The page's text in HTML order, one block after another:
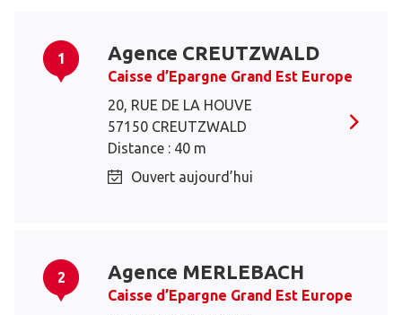
1 Agence CREUTZWALD
Caisse d’Epargne Grand Est Europe
20, RUE DE LA HOUVE
57150 CREUTZWALD
Distance : 40 m
Ouvert aujourd’hui
2 Agence MERLEBACH
Caisse d’Epargne Grand Est Europe